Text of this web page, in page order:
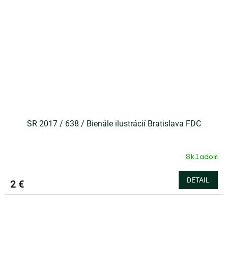
SR 2017 / 638 / Bienále ilustrácií Bratislava FDC
Skladom
2 € DETAIL